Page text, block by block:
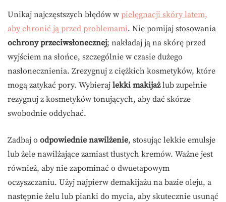
Unikaj najczęstszych błędów w pielęgnacji skóry latem,
aby chronić ją przed problemami. Nie pomijaj stosowania
ochrony przeciwsłonecznej; nakładaj ją na skórę przed
wyjściem na słońce, szczególnie w czasie dużego
nasłonecznienia. Zrezygnuj z ciężkich kosmetyków, które
mogą zatykać pory. Wybieraj lekki makijażlub zupełnie
rezygnuj z kosmetyków tonujących, aby dać skórze
swobodnie oddychać.
Zadbaj o odpowiednie nawilżenie, stosując lekkie emulsje
lub żele nawilżające zamiast tłustych kremów. Ważne jest
również, aby nie zapominać o dwuetapowym
oczyszczaniu. Użyj najpierw demakijażu na bazie oleju, a
następnie żelu lub pianki do mycia, aby skutecznie usunąć